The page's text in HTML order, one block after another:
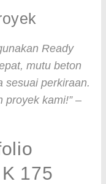
Ready
mutu beton
sesuai perkiraan.
proyek kami!”–
175